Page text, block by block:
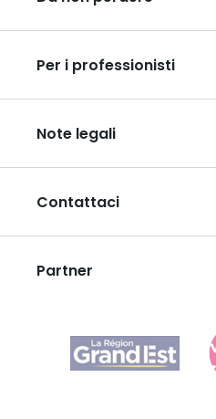
Alsazia
Ardenne
Champagne
Per i professionisti
Organizzate il vostro viaggio
Scopri l’ART GE
Mediaroom
Note legali
Informativa sulla privacy
Avvertenze legali
Contattaci
Agence Régionale du
Bureau de Colmar (sede
Partner